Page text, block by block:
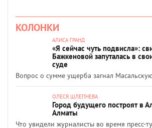
КОЛОНКИ
АЛИСА ГРАНД
«Я сейчас чуть подвисла»:
Бажкеновой запуталась в
суде
Вопрос о сумме ущерба загнал
ОЛЕСЯ ШЛЕПНЕВА
Город будущего построят в
Алматы
Что увидели журналисты во время пресс-